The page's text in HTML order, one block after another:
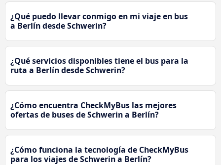
¿Qué puedo llevar conmigo en mi viaje en bus
a Berlín desde Schwerin?
¿Qué servicios disponibles tiene el bus para la
ruta a Berlín desde Schwerin?
¿Cómo encuentra CheckMyBus las mejores
ofertas de buses de Schwerin a Berlín?
¿Cómo funciona la tecnología de CheckMyBus
para los viajes de Schwerin a Berlín?